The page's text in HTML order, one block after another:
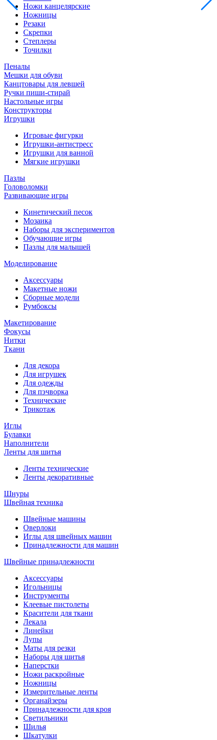
Ножи канцелярские
Ножницы
Резаки
Скрепки
Степлеры
Точилки
Пеналы
Мешки для обуви
Канцтовары для левшей
Ручки пиши-стирай
Настольные игры
Конструкторы
Игрушки
Игровые фигурки
Игрушки-антистресс
Игрушки для ванной
Мягкие игрушки
Пазлы
Головоломки
Развивающие игры
Кинетический песок
Мозаика
Наборы для экспериментов
Обучающие игры
Пазлы для малышей
Моделирование
Аксессуары
Макетные ножи
Сборные модели
Румбоксы
Макетирование
Фокусы
Нитки
Ткани
Для декора
Для игрушек
Для одежды
Для пэчворка
Технические
Трикотаж
Иглы
Булавки
Наполнители
Ленты для шитья
Ленты технические
Ленты декоративные
Шнуры
Швейная техника
Швейные машины
Оверлоки
Иглы для швейных машин
Принадлежности для машин
Швейные принадлежности
Аксессуары
Игольницы
Инструменты
Клеевые пистолеты
Красители для ткани
Лекала
Линейки
Лупы
Маты для резки
Наборы для шитья
Наперстки
Ножи раскройные
Ножницы
Измерительные ленты
Органайзеры
Принадлежности для кроя
Светильники
Шилья
Шкатулки